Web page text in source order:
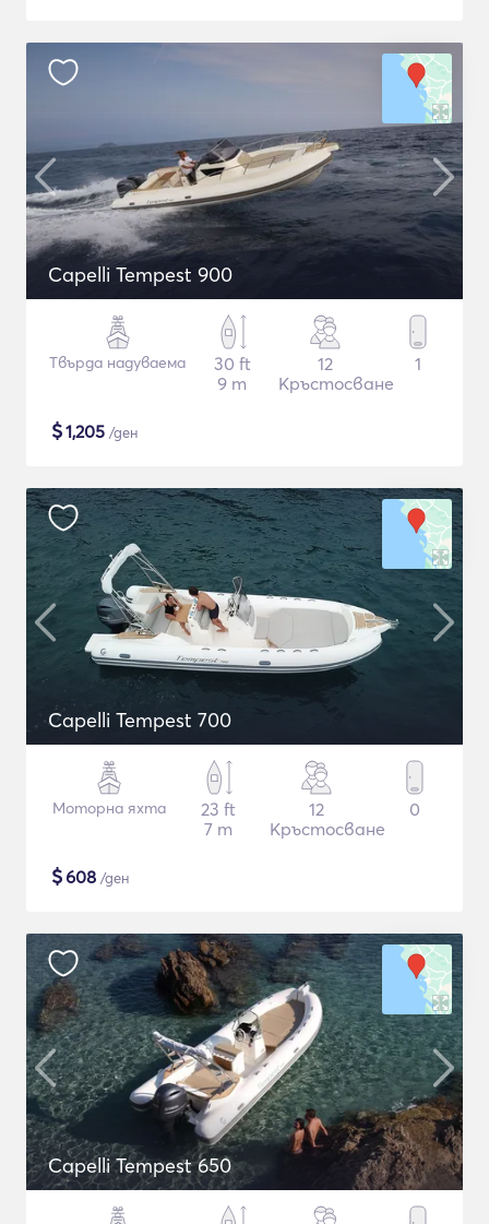
Capelli Tempest 900
Твърда надуваема
30 ft
9 m
12
Кръстосване
1
$1,205 /ден
Capelli Tempest 700
Моторна яхта
23 ft
7 m
12
Кръстосване
0
$608 /ден
Capelli Tempest 650